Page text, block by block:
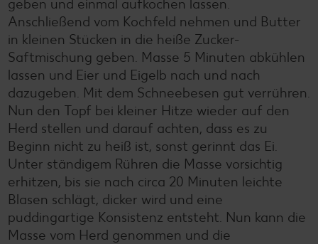
geben und einmal aufkochen lassen.
Anschließend vom Kochfeld nehmen und Butter
in kleinen Stücken in die heiße Zucker-
Saftmischung geben. Masse 5 Minuten abkühlen
lassen und Eier und Eigelb nach und nach
dazugeben. Mit dem Schneebesen gut verrühren.
Nun den Topf bei kleiner Hitze wieder auf den
Herd stellen und darauf achten, dass es zu
Beginn nicht zu heiß ist, sonst gerinnt das Ei.
Unter ständigem Rühren die Masse vorsichtig
erhitzen, bis sie nach circa 20 Minuten leichte
Blasen schlägt, dicker wird und eine
puddingartige Konsistenz entsteht. Nun kann die
Masse vom Herd genommen und die